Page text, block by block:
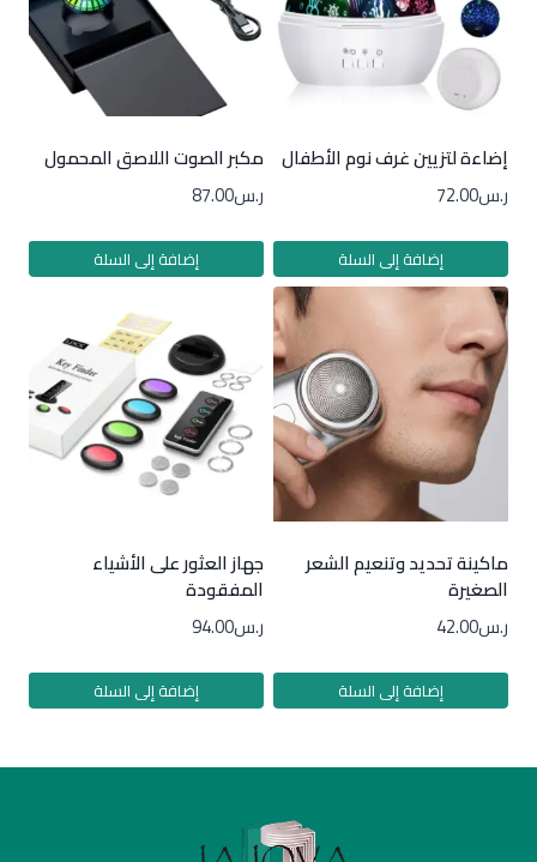
إضاءة لتزيين غرف نوم الأطفال
ر.س72.00
إضافة إلى السلة
مكبر الصوت اللاصق المحمول
ر.س87.00
إضافة إلى السلة
ماكينة تحديد وتنعيم الشعر
الصغيرة
ر.س42.00
إضافة إلى السلة
جهاز العثور على الأشياء
المفقودة
ر.س94.00
إضافة إلى السلة